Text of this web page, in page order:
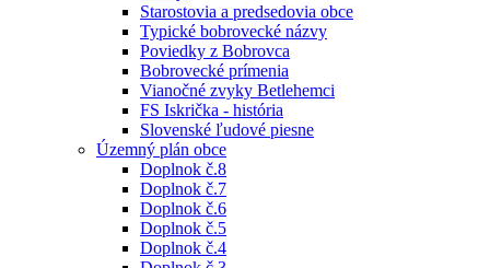
Starostovia a predsedovia obce
Typické bobrovecké názvy
Poviedky z Bobrovca
Bobrovecké prímenia
Vianočné zvyky Betlehemci
FS Iskrička - história
Slovenské ľudové piesne
Územný plán obce
Doplnok č.8
Doplnok č.7
Doplnok č.6
Doplnok č.5
Doplnok č.4